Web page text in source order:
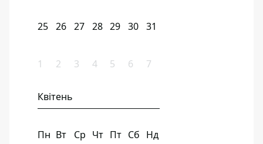
25 26 27 28 29 30 31
1 2 3 4 5 6 7
Квітень
Пн Вт Ср Чт Пт Сб Нд